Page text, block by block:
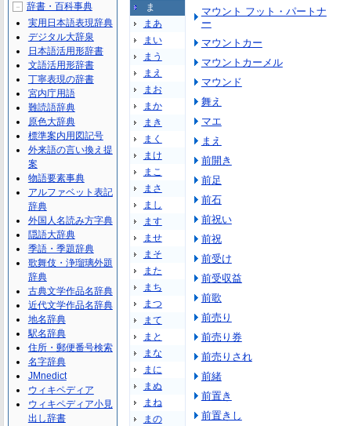
ま
まあ
まい
まう
まえ
まお
まか
まき
まく
まけ
まこ
まさ
まし
ます
ませ
まそ
また
まち
まつ
まて
まと
まな
まに
まぬ
まね
まの
マウント フット・パートナ
ー
マウントカー
マウントカーメル
マウンド
舞え
マエ
まえ
前開き
前足
前石
前祝い
前祝
前受け
前受収益
前歌
前売り
前売り券
前売りされ
前緒
前置き
前置きし
－
辞書・百科事典
実用日本語表現辞典
デジタル大辞泉
日本語活用形辞書
文語活用形辞書
丁寧表現の辞書
宮内庁用語
難読語辞典
原色大辞典
標準案内用図記号
外来語の言い換え提
案
物語要素事典
アルファベット表記
辞典
外国人名読み方字典
隠語大辞典
季語・季題辞典
歌舞伎・浄瑠璃外題
辞典
古典文学作品名辞典
近代文学作品名辞典
地名辞典
駅名辞典
住所・郵便番号検索
名字辞典
JMnedict
ウィキペディア
ウィキペディア小見
出し辞書